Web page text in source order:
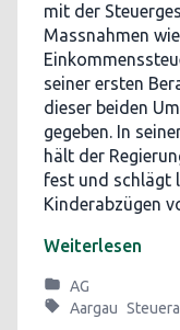
mit der
Massnahmen
seiner ersten
dieser beiden
gegeben. In
hält der
fest und schlägt
Kinderabzügen
Weiterlesen
AG
Aargau